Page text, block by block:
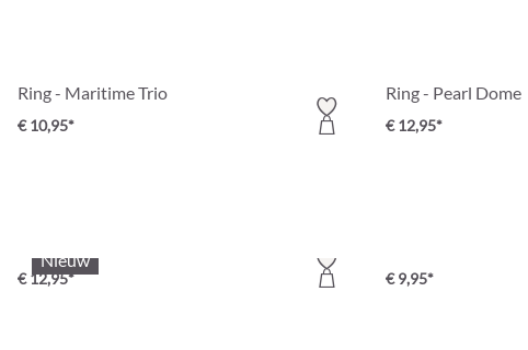
Ring - Maritime Trio
€ 10,95*
Ring - Pearl Dome
€ 12,95*
Nieuw
€ 12,95* € 9,95*